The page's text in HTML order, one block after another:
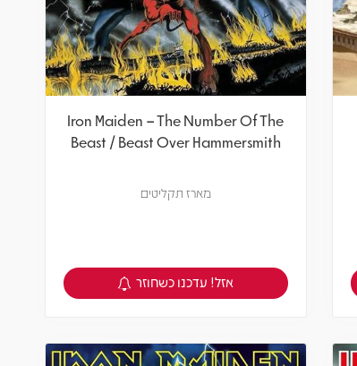
Iron Maiden – The Number Of The
Beast / Beast Over Hammersmith
מארז תקליטים
צפיה במוצר
אזל! עדכנו כשחוזר